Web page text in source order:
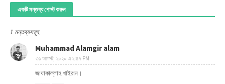
একটি মন্তব্য পোস্ট করুন
1 মন্তব্যসমূহ
Muhammad Alamgir alam
৩১ আগস্ট, ২০২০ এ ২:৪৭ PM
জাযাকাল্লাহ খাইরান।